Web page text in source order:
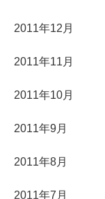
2011年12月
2011年11月
2011年10月
2011年9月
2011年8月
2011年7月